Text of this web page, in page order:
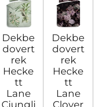
Dekbe
dovert
rek
Hecke
tt
Lane
Ciungli
Dekbe
dovert
rek
Hecke
tt
Lane
Clover